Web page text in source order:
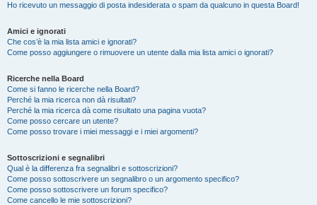
Ho ricevuto un messaggio di posta indesiderata o spam da qualcuno in questa Board!
Amici e ignorati
Che cos’è la mia lista amici e ignorati?
Come posso aggiungere o rimuovere un utente dalla mia lista amici o ignorati?
Ricerche nella Board
Come si fanno le ricerche nella Board?
Perché la mia ricerca non dà risultati?
Perché la mia ricerca dà come risultato una pagina vuota?
Come posso cercare un utente?
Come posso trovare i miei messaggi e i miei argomenti?
Sottoscrizioni e segnalibri
Qual è la differenza fra segnalibri e sottoscrizioni?
Come posso sottoscrivere un segnalibro o un argomento specifico?
Come posso sottoscrivere un forum specifico?
Come cancello le mie sottoscrizioni?